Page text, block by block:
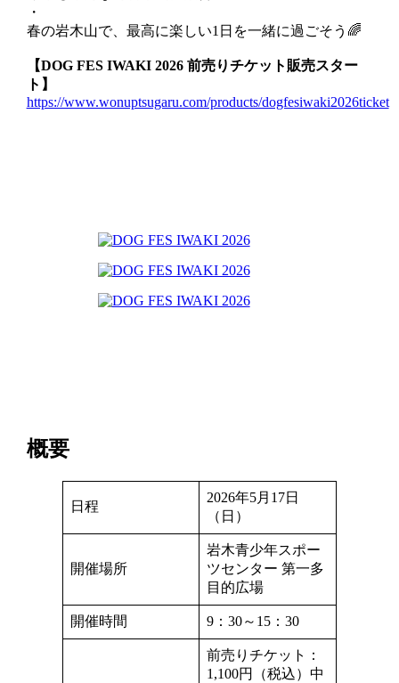
・
春の岩木山で、最高に楽しい1日を一緒に過ごそう🌈
【DOG FES IWAKI 2026 前売りチケット販売スター
ト】
https://www.wonuptsugaru.com/products/dogfesiwaki2026ticket
概要
日程
2026年5月17日
（日）
開催場所
岩木青少年スポー
ツセンター 第一多
目的広場
開催時間 9：30～15：30
前売りチケット：
1,100円（税込）中